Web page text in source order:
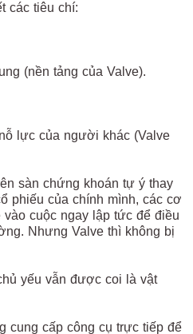
các tiêu chí:
(nền tảng của Valve).
lực của người khác (Valve
sàn chứng khoán tự ý thay
phiếu của chính mình, các cơ
cuộc ngay lập tức để điều
Nhưng Valve thì không bị
yếu vẫn được coi là vật
cung cấp công cụ trực tiếp để